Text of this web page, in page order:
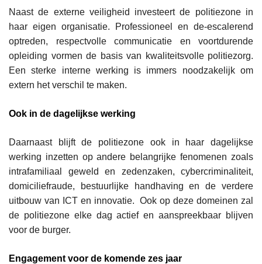
Naast de externe veiligheid investeert de politiezone in
haar eigen organisatie. Professioneel en de-escalerend
optreden, respectvolle communicatie en voortdurende
opleiding vormen de basis van kwaliteitsvolle politiezorg.
Een sterke interne werking is immers noodzakelijk om
extern het verschil te maken.
Ook in de dagelijkse werking
Daarnaast blijft de politiezone ook in haar dagelijkse
werking inzetten op andere belangrijke fenomenen zoals
intrafamiliaal geweld en zedenzaken, cybercriminaliteit,
domiciliefraude, bestuurlijke handhaving en de verdere
uitbouw van ICT en innovatie. Ook op deze domeinen zal
de politiezone elke dag actief en aanspreekbaar blijven
voor de burger.
Engagement voor de komende zes jaar